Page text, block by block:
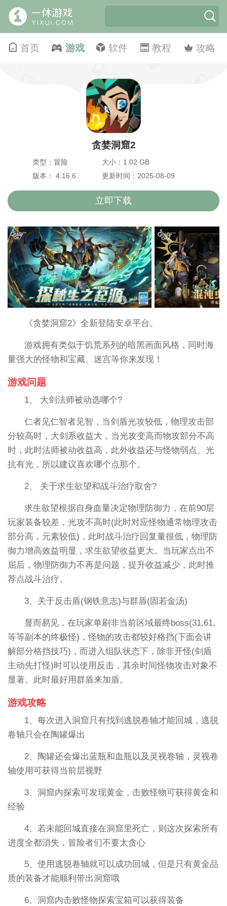
首页 游戏 软件 教程 攻略
贪婪洞窟2
类型：冒险
大小：1.02 GB
版本： 4.16.6
更新时间：2025-08-09
立即下载
《贪婪洞窟2》全新登陆安卓平台。
游戏拥有类似于饥荒系列的暗黑画面风格，同时海
量强大的怪物和宝藏、迷宫等你来发现！
游戏问题
1、 大剑法师被动选哪个?
仁者见仁智者见智，当剑盾光攻较低，物理攻击部
分较高时，大剑系收益大，当光攻变高而物攻部分不高
时，此时法师被动收益高，此外收益还与怪物弱点、光
抗有光，所以建议喜欢哪个点那个。
2、 关于求生欲望和战斗治疗取舍?
求生欲望根据自身血量决定物理防御力，在前90层
玩家装备较差，光攻不高时(此时对应怪物通常物理攻击
部分高，元素较低)，此时战斗治疗回复量很低，物理防
御力增高效益明显，求生欲望收益更大。当玩家点出不
屈后，物理防御力不再是问题，提升收益减少，此时推
荐点战斗治疗。
3、关于反击盾(钢铁意志)与群盾(固若金汤)
显而易见，在玩家单刷非当前区域最终boss(31,61,
等等副本的终极怪)，怪物的攻击都较好格挡(下面会讲
解部分格挡技巧)，而进入组队状态下，除非开怪(剑盾
主动先打怪)时可以使用反击，其余时间怪物攻击对象不
显著。此时最好用群盾来加盾。
游戏攻略
1、每次进入洞窟只有找到逃脱卷轴才能回城，逃脱
卷轴只会在陶罐爆出
2、陶罐还会爆出蓝瓶和血瓶以及灵视卷轴，灵视卷
轴使用可获得当前层视野
3、洞窟内探索可发现黄金，击败怪物可获得黄金和
经验
4、若未能回城直接在洞窟里死亡，则这次探索所有
进度全都消失，冒险者们不要太贪心
5、使用逃脱卷轴就可以成功回城，但是只有黄金品
质的装备才能顺利带出洞窟哦
6、洞窟内击败怪物探索宝箱可以获得装备